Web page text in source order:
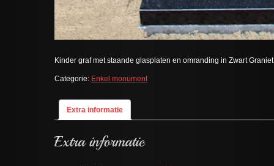
Kinder graf met staande glasplaten en omranding in Zwart Graniet
Categorie: Enkel monument
Extra informatie